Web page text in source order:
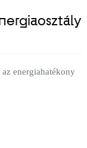
energiahatékony